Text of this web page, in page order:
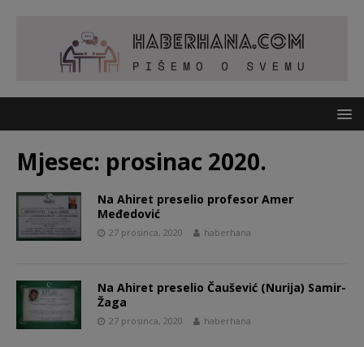
Mjesec: prosinac 2020.
Na Ahiret preselio profesor Amer
Međedović
27 prosinca, 2020 haberhana
Na Ahiret preselio Čaušević (Nurija) Samir-
Žaga
27 prosinca, 2020 haberhana